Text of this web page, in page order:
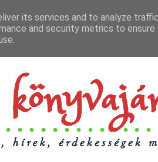
its services and to analyze
and security metrics to